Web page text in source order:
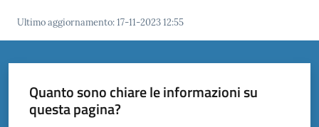
Novità
Servizi
Ultimo aggiornamento:17-11-2023 12:55
Quanto sono chiare le informazioni su
questa pagina?